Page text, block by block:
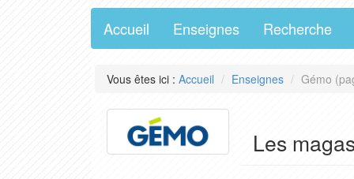
Accueil Enseignes Recherche
Vous êtes ici : Accueil Enseignes Gémo
Les